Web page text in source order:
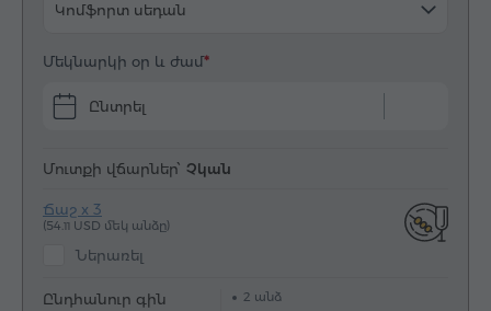
Կոմֆորտ սեդան
Մեկնարկի օր և ժամ
Ընտրել
Մուտքի վճարներ՝ Չկան
Ճաշ x 3
(54.11 USD մեկ անձը)
Ներառել
Ընդհանուր գին 2 անձ